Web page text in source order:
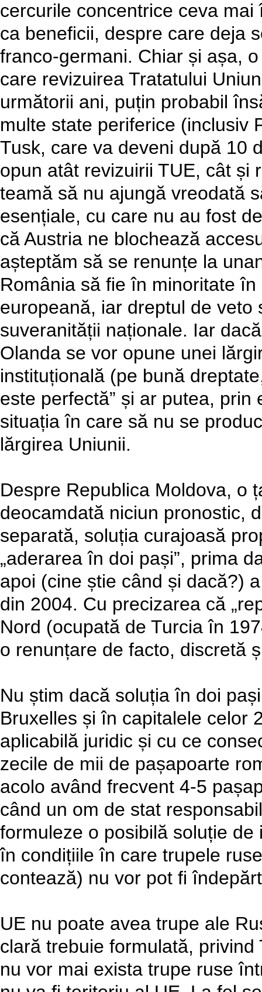
cercurile concentrice ceva
ca beneficii, despre care deja
franco-germani. Chiar și așa,
care revizuirea Tratatului
următorii ani, puțin probabil
multe state periferice (inclusiv
Tusk, care va deveni după 10
opun atât revizuirii TUE, cât și
teamă să nu ajungă vreodată
esențiale, cu care nu au fost
că Austria ne blochează
așteptăm să se renunțe la
România să fie în minoritate
europeană, iar dreptul de
suveranității naționale. Iar
Olanda se vor opune unei
instituțională (pe bună
este perfectă” și ar putea,
situația în care să nu se
lărgirea Uniunii.
Despre Republica Moldova, o
deocamdată niciun pronostic,
separată, soluția curajoasă
„aderarea în doi pași”, prima
apoi (cine știe când și dacă?)
din 2004. Cu precizarea că
Nord (ocupată de Turcia în
o renunțare de facto, discretă
Nu știm dacă soluția în doi
Bruxelles și în capitalele celor
aplicabilă juridic și cu ce
zecile de mii de pașapoarte
acolo având frecvent 4-5
când un om de stat
formuleze o posibilă soluție
în condițiile în care trupele
contează) nu vor pot fi
UE nu poate avea trupe ale
clară trebuie formulată,
nu vor mai exista trupe ruse